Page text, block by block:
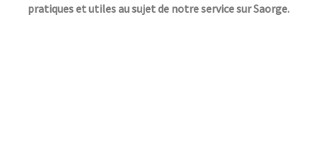
pratiques et utiles au sujet de notre service sur Saorge.